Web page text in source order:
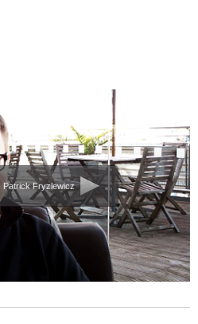
Patrick Fryzlewicz